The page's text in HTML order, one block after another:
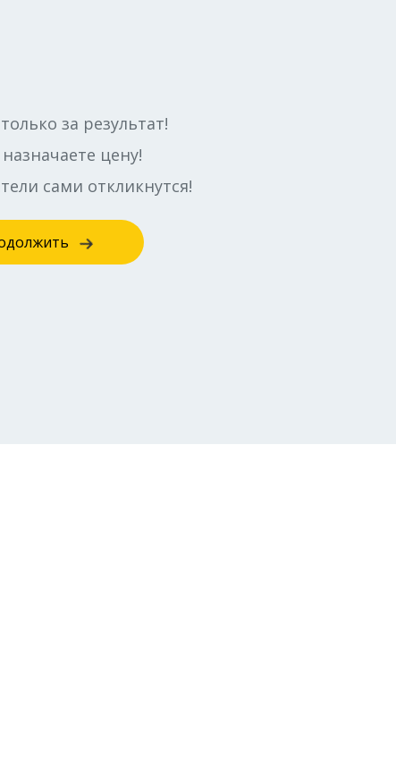
за результат!
цену!
сами откликнутся!